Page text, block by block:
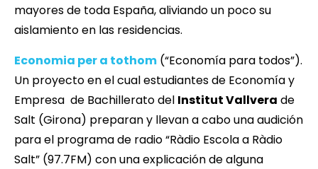
mayores de toda España, aliviando un poco su
aislamiento en las residencias.
Economia per a tothom (“Economía para todos”).
Un proyecto en el cual estudiantes de Economía y
Empresa de Bachillerato del Institut Vallvera de
Salt (Girona) preparan y llevan a cabo una audición
para el programa de radio “Ràdio Escola a Ràdio
Salt” (97.7FM) con una explicación de alguna